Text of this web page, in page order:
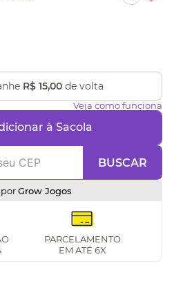
R$ 15,00de volta
Veja como funciona
à Sacola
BUSCAR
Grow Jogos
PARCELAMENTO
EM ATÉ 6X